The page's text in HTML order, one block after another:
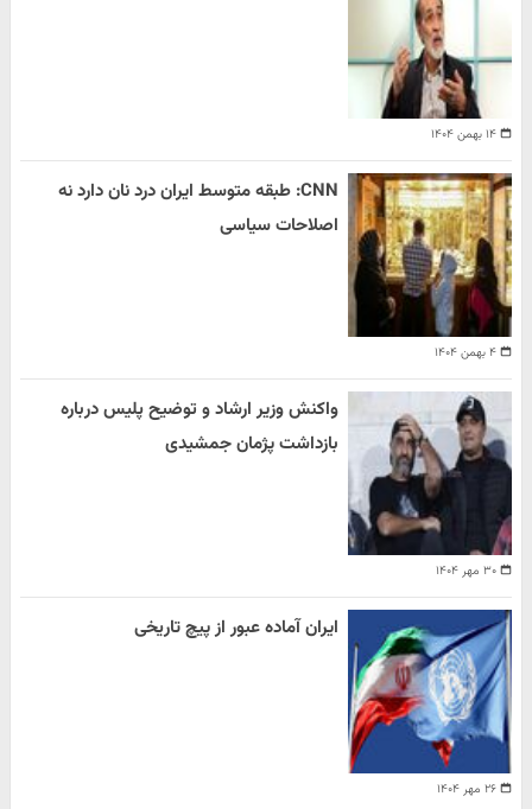
۱۴ بهمن ۱۴۰۴
۴ بهمن ۱۴۰۴
CNN: طبقه متوسط ایران درد نان دارد نه
اصلاحات سیاسی
۳۰ مهر ۱۴۰۴
واکنش وزیر ارشاد و توضیح پلیس درباره
بازداشت پژمان جمشیدی
۲۶ مهر ۱۴۰۴
ایران آماده عبور از پیچ تاریخی